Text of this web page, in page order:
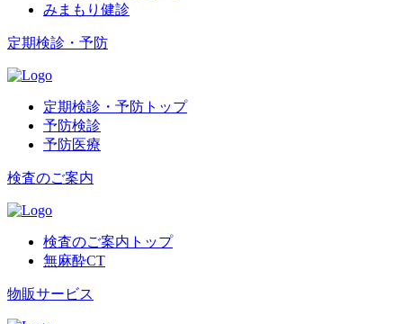
みまもり健診
定期検診・予防
定期検診・予防トップ
予防検診
予防医療
検査のご案内
検査のご案内トップ
無麻酔CT
物販サービス